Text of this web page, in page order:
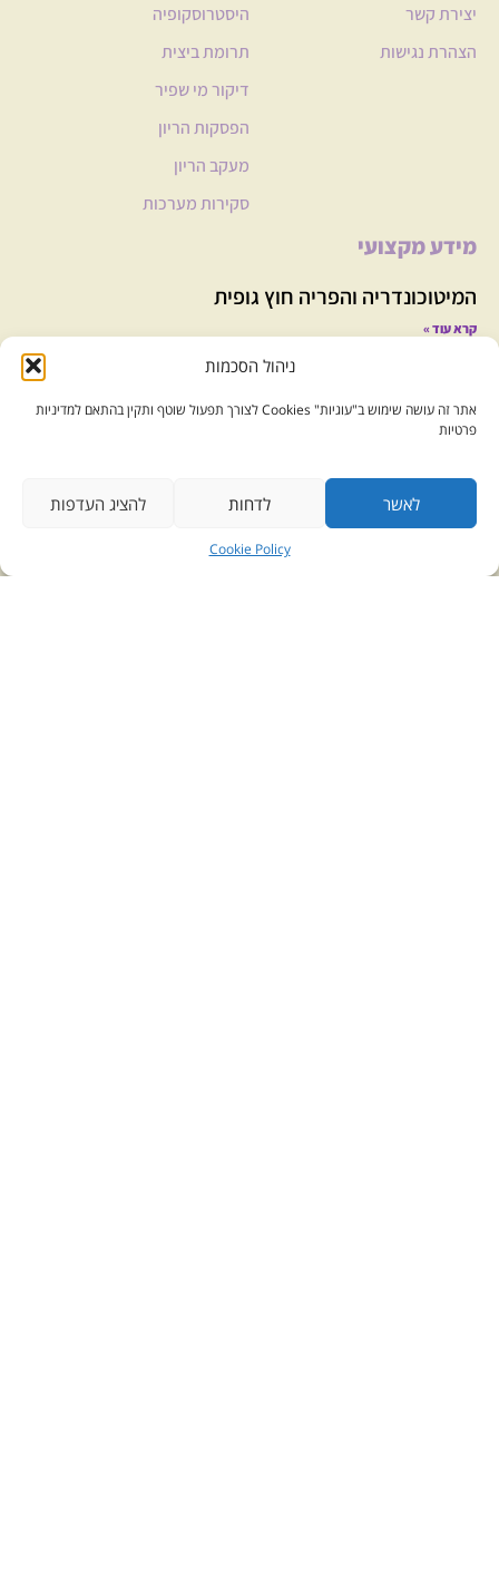
ניהול הסכמות
אתר זה עושה שימוש ב"עוגיות" Cookies לצורך תפעול שוטף ותקין בהתאם למדיניות
פרטיות
לאשר לדחות להציג העדפות
Cookie Policy
יצירת קשר
הצהרת נגישות
היסטרוסקופיה
תרומת ביצית
דיקור מי שפיר
הפסקות הריון
מעקב הריון
סקירות מערכות
מידע מקצועי
המיטוכונדריה והפריה חוץ גופית
קרא עוד »
מתי אפשר להפסיק את התמיכה עם פרוגסטרון כאשר
מושג היריון בטיפולי הפריה?
איזה בדיקות כדאי לעשות אם טיפולי
הפריה לא מצליחים?
צריך עזרה?????